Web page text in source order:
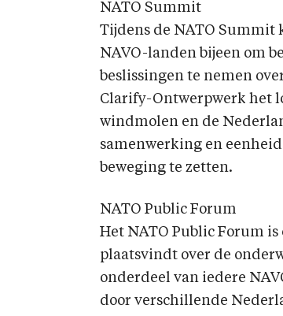
NATO Summit
Tijdens de NATO Summit
NAVO-landen bijeen om
beslissingen te nemen
Clarify-Ontwerpwerk het
windmolen en de
samenwerking en
beweging te zetten.
NATO Public Forum
Het NATO Public Forum
plaatsvindt over de
onderdeel van iedere
door verschillende